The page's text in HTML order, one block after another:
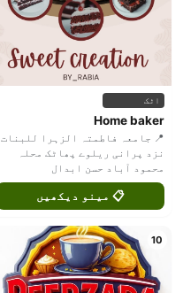
اٹک
Home baker
📍 جامعہ فاطمتہ الزہرا للبنات
نزد پرانی ریلوے پھاٹک محلہ
محمود آباد حسن ابدال
📋 مینو دیکھیں
10